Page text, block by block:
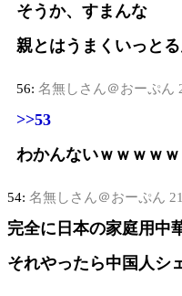
そうか、すまんな
親とはうまくいっとる
56: 名無しさん＠おーぷん
>>53
わかんないｗｗｗｗ
54: 名無しさん＠おーぷん
完全に日本の家庭用中
それやったら中国人シ